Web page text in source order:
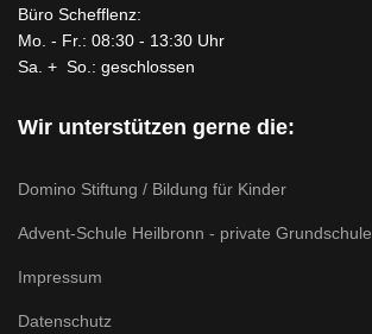
Büro Schefflenz:
Mo. - Fr.: 08:30 - 13:30 Uhr
Sa. + So.: geschlossen
Wir unterstützen gerne die:
Domino Stiftung / Bildung für Kinder
Advent-Schule Heilbronn - private Grundschule
Impressum
Datenschutz